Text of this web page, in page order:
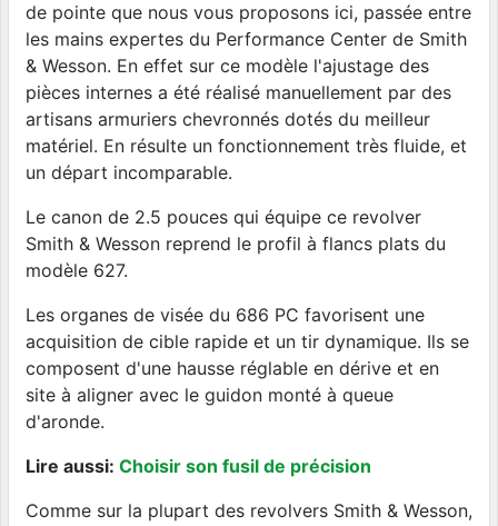
de pointe que nous vous proposons ici, passée entre
les mains expertes du Performance Center de Smith
& Wesson. En effet sur ce modèle l'ajustage des
pièces internes a été réalisé manuellement par des
artisans armuriers chevronnés dotés du meilleur
matériel. En résulte un fonctionnement très fluide, et
un départ incomparable.
Le canon de 2.5 pouces qui équipe ce revolver
Smith & Wesson reprend le profil à flancs plats du
modèle 627.
Les organes de visée du 686 PC favorisent une
acquisition de cible rapide et un tir dynamique. Ils se
composent d'une hausse réglable en dérive et en
site à aligner avec le guidon monté à queue
d'aronde.
Lire aussi: Choisir son fusil de précision
Comme sur la plupart des revolvers Smith & Wesson,